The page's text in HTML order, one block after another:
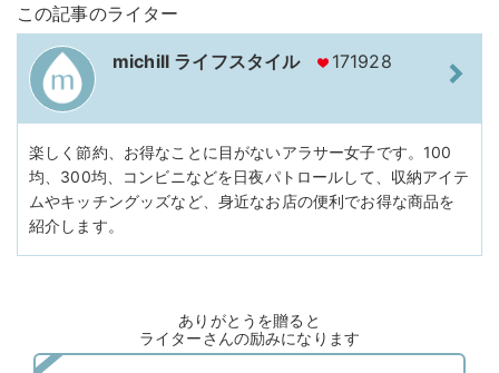
この記事のライター
michill ライフスタイル 171928
楽しく節約、お得なことに目がないアラサー女子です。100
均、300均、コンビニなどを日夜パトロールして、収納アイテ
ムやキッチングッズなど、身近なお店の便利でお得な商品を
紹介します。
ありがとうを贈ると
ライターさんの励みになります